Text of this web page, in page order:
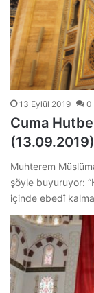
13 Eylül 2019 0
Cuma
(13.09.2019)
Muhterem
şöyle buyuruyor:
içinde ebedî